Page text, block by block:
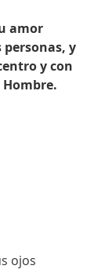
amor
y
y con
Hombre.
ojos